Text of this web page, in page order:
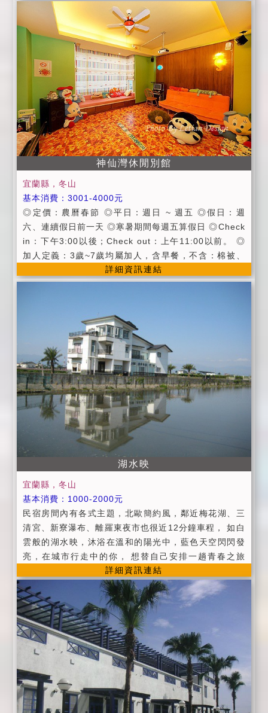
則 並請飼主自行攜帶寵物床或寵物籠及尿布墊 公狗請自
備禮貌帶 飼主如未遵守以上原則 需加付1000元 (一房
僅優惠一隻毛孩 第二隻加收200元) 暫不提供喵星人入
住 造成不便請多包涵 (15)窩在一起有提供親子烘焙披薩
DIY請提早預約 (16)窩在一起"嚴禁"一切違法行為 如遭
檢警查獲 後果自行負責 (17)窩在一起提供烤肉場地 請
事先預約 並於匯款時加收場地保證金500元+廚房使用保
證金500元 廚房僅供清洗準備食材 不提供使用瓦斯器具
如欲使用瓦斯器具500元保證金將不欲予以歸還 十點烤
肉完畢後請將場地恢復原狀 並將垃圾與廚餘分類 經屋主
確認無誤後 將於退房時退還 保證金共1000元 (18)電視
遙控器使用方法: CH+ 和 CH-即為選台功能鍵 VOL+和
VOL-即為音量選擇功能鍵 (19)如需加枕頭與被 一床加
收200元清潔費 (20)提早進房或延遲退房 每小時加收30
0元 ｛以上事項請詳細閱覽，並感謝您的配合！｝
人(提供5間房間)：$15,000 ★農曆春節包棟★ $22,00
0～25,200 14人(提供5間房間)：$22,000 **************
********************************* ●公共設施 冰箱、飲水
機、微波爐、茶包、咖啡包、55吋大電視、寬頻上網 ●
訂房需知 》平日：週日 ~ 週五 》假日：週六、兩天以
上連續假日 》定價：農曆春節期間 》進房時間：當日下
午 16：00 以後。 》退房時間：隔日上午 11：00 以
前。 》入住時請記得出示您的證件，以便我們登記，在
辦理登記的同時，也請您將住宿費一併繳交。 》為維護
住宿品質與旅客權益，請依房型人數入住，客房若有額
外棉被及枕頭需求，每套酌收NT$200清潔費，感謝您
的配合。 》為保障入住房客安全，不接受房客以外人士
入內參觀。 》為維護住宿環境，室內請勿吸煙、請勿攜
帶寵物，請每位遊客相互尊重住宿空間上的安寧，請於1
1:00過後降低音量。 》基於安全考量，房內禁止使用炊
具、電磁爐及卡式瓦斯爐。 》個人貴重物品、請自行妥
善保管、如有遺失，恕不負責，敬請見諒。 》延期住
宿：請於住宿前7天告知，將可保留訂金三個月，並於期
限內擇期住宿。 》取消訂房訂金退還標準：( 依據消保
會規定 ) ★預定住宿日前14日取消訂房，可退回全部訂
退回 50% 的訂金。 ★預定住宿日前4日至6日取消訂房
者，可退回 40% 的訂金。 ★預定住宿日前2日至3日取
消訂房者，可退回 30% 的訂金。 ●就愛輕旅~宜蘭縣合
法民宿第1687號
神仙灣休閒別館
宜蘭縣，冬山
基本消費：3001-4000元
◎定價：農曆春節 ◎平日：週日 ~ 週五 ◎假日：週
六、連續假日前一天 ◎寒暑期間每週五算假日 ◎Check
in：下午3:00以後；Check out：上午11:00以前。 ◎
加人定義：3歲~7歲均屬加人，含早餐，不含：棉被、
枕頭、床墊。 ◎加床定義：7歲以上均屬加床，含：早
餐、棉被、枕頭、床墊。 ◎國小以上兒童不適用加人 ◎
晶電視 / 有線頻道 / 分離式變頻冷氣 / 寬頻上網 (需自備
電腦) / 兒童電腦 / ◎公用電腦 / 遊樂室wii (遊戲室開放
使用時間至夜間11:00) ◎自行車暢遊鄉間小路 / 戶外涼
亭 /戶外咖啡椅 / 便利停車場地 / 小型兒童SPA泳池。
◎提供中西式美味早餐服務。 ◎提供宜蘭旅遊資訊服
務。 ◎代辦龜山島賞鯨行程服務。
詳細資訊連結
湖水映
宜蘭縣，冬山
基本消費：1000-2000元
民宿房間內有各式主題，北歐簡約風，鄰近梅花湖、三
清宮、新寮瀑布、離羅東夜市也很近12分鐘車程， 如白
雲般的湖水映，沐浴在溫和的陽光中，藍色天空閃閃發
亮，在城市行走中的你， 想替自己安排一趟青春之旅
嗎，找個時間往湖水映出發吧............. ●停車場 ●戶外
庭院 ●烤肉場地 ●嬰兒澡盆 ●提供早餐 ●當地旅遊諮詢
詳細資訊連結